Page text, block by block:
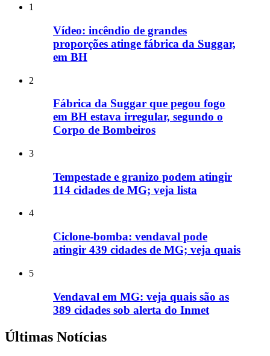
1
Vídeo: incêndio de grandes
proporções atinge fábrica da Suggar,
em BH
2
Fábrica da Suggar que pegou fogo
em BH estava irregular, segundo o
Corpo de Bombeiros
3
Tempestade e granizo podem atingir
114 cidades de MG; veja lista
4
Ciclone-bomba: vendaval pode
atingir 439 cidades de MG; veja quais
5
Vendaval em MG: veja quais são as
389 cidades sob alerta do Inmet
Últimas Notícias